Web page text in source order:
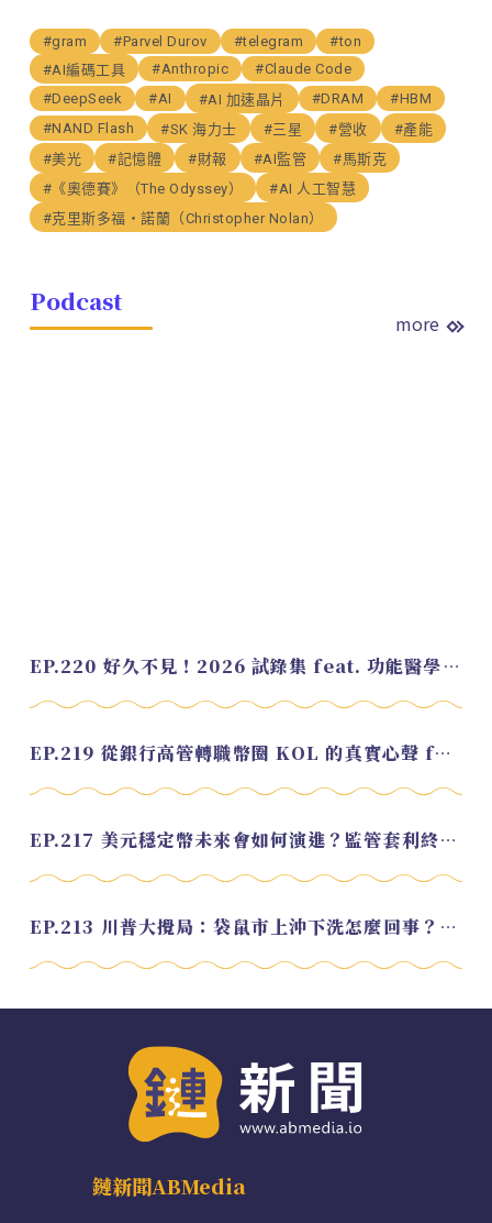
#gram #Parvel Durov #telegram
#ton
#AI編碼工具
#Anthropic
#Claude Code
#DeepSeek
#AI #AI 加速晶片 #DRAM
#HBM
#NAND Flash
#SK 海力士 #三星 #營收
#產能
#美光
#記憶體 #財報 #AI監管
#馬斯克
#《奧德賽》（The Odyssey）
#AI 人工智慧
#克里斯多福・諾蘭（Christopher Nolan）
Podcast
more
EP.220 好久不見！2026 試錄集 feat. 功能醫學營養師 美寶
EP.219 從銀行高管轉職幣圈 KOL 的真實心聲 feat.龜大
EP.217 美元穩定幣未來會如何演進？監管套利終將收斂？feat. 研究員 余哲安
EP.213 川普大攪局：袋鼠市上沖下洗怎麼回事？feat. Alvin
鏈新聞ABMedia